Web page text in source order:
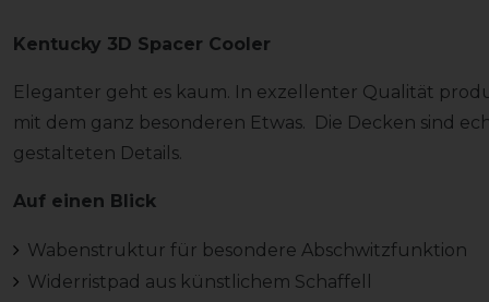
Kentucky 3D Spacer Cooler
Eleganter geht es kaum. In exzellenter Qualität
mit dem ganz besonderen Etwas. Die Decken sind
gestalteten Details.
Auf einen Blick
Wabenstruktur für besondere Abschwitzfunktion
Widerristpad aus künstlichem Schaffell